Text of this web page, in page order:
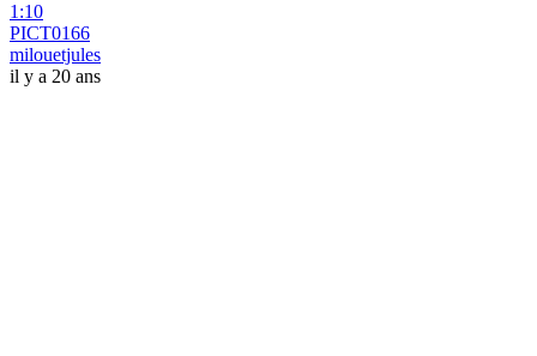
1:10
PICT0166
milouetjules
il y a 20 ans